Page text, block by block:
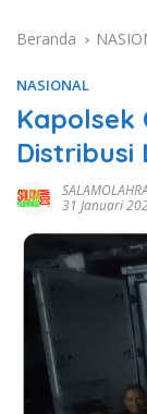
Beranda
NASIONAL
Kapolsek
Distribusi
31 Januari